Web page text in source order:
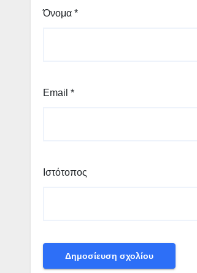
Όνομα *
Email *
Ιστότοπος